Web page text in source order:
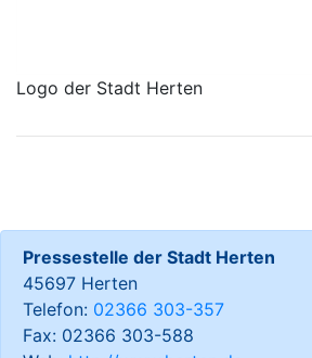
Logo der Stadt Herten
Pressestelle der Stadt Herten
45697 Herten
Telefon: 02366 303-357
Fax: 02366 303-588